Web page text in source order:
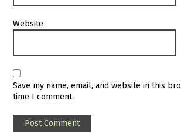
Website
Save my name, email, and website in this
time I comment.